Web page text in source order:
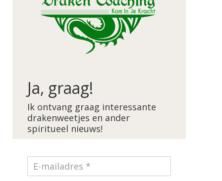
Ja, graag!
Ik ontvang graag interessante
drakenweetjes en ander
spiritueel nieuws!